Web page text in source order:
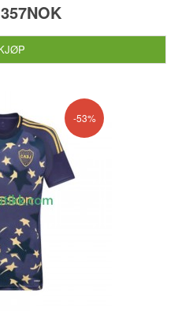
357NOK
-53%